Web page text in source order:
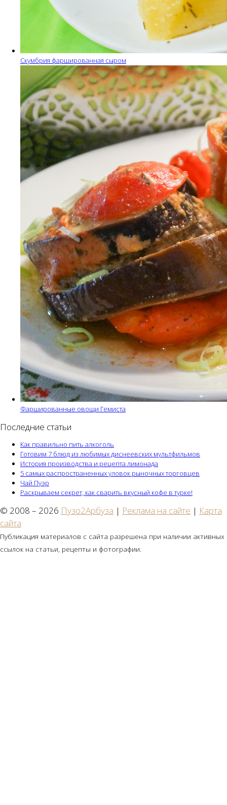
Скумбрия фаршированная сыром
Фаршированные овощи Гемиста
Последние статьи
Как правильно пить алкоголь
Готовим 7 блюд из любимых диснеевских мультфильмов
История производства и рецепта лимонада
5 самых распространенных уловок рыночных торговцев
Чай Пуэр
Раскрываем секрет, как сварить вкусный кофе в турке!
© 2008 – 2026 Пузо2Арбуза | Реклама на сайте | Карта
сайта
Публикация материалов с сайта разрешена при наличии активных
ссылок на статьи, рецепты и фотографии.